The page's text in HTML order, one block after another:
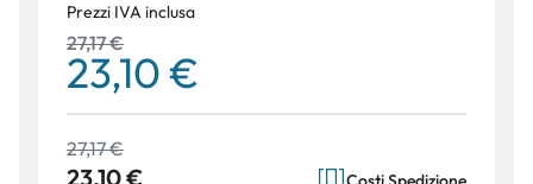
Prezzi IVA inclusa
27,17 €
23,10 €
27,17 €
23,10 €